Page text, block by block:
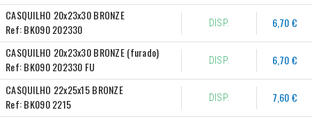
CASQUILHO 20x23x30 BRONZE
Ref:BK090 202330 DISP. 6,70 €
CASQUILHO 20x23x30 BRONZE (furado)
Ref:BK090 202330 FU DISP. 6,70 €
CASQUILHO 22x25x15 BRONZE
Ref:BK090 2215 DISP. 7,60 €